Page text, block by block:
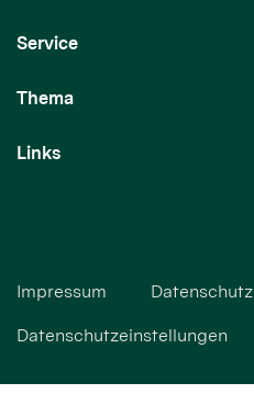
Service
Thema
Links
Impressum Datenschutz
Datenschutzeinstellungen